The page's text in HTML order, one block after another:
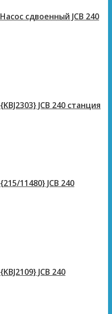
Насос сдвоенный JCB 240
{KBJ2303} JCB 240 станция
{215/11480} JCB 240
{KBJ2109} JCB 240